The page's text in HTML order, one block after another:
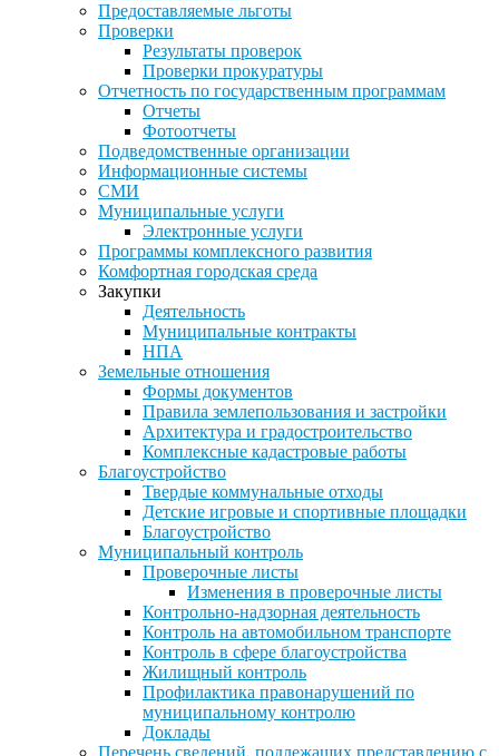
Предоставляемые льготы
Проверки
Результаты проверок
Проверки прокуратуры
Отчетность по государственным программам
Отчеты
Фотоотчеты
Подведомственные организации
Информационные системы
СМИ
Муниципальные услуги
Электронные услуги
Программы комплексного развития
Комфортная городская среда
Закупки
Деятельность
Муниципальные контракты
НПА
Земельные отношения
Формы документов
Правила землепользования и застройки
Архитектура и градостроительство
Комплексные кадастровые работы
Благоустройство
Твердые коммунальные отходы
Детские игровые и спортивные площадки
Благоустройство
Муниципальный контроль
Проверочные листы
Изменения в проверочные листы
Контрольно-надзорная деятельность
Контроль на автомобильном транспорте
Контроль в сфере благоустройства
Жилищный контроль
Профилактика правонарушений по
муниципальному контролю
Доклады
Перечень сведений, подлежащих представлению с